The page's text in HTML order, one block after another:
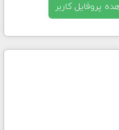
پروفایل کاربر